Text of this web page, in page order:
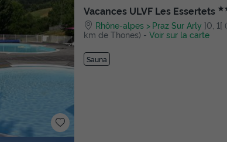
Vacances ULVF Les Essertets
Rhône-alpes Praz Sur Arly ]0, 1[
km de Thones) - Voir sur la carte
Sauna